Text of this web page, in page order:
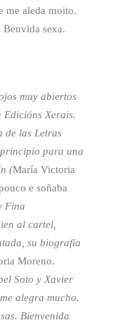
me aleda moito.
Benvida sexa.
muy abiertos
Edicións Xerais.
de las Letras
para una
(María Victoria
e soñaba
Fina
al cartel,
su biografía
Moreno.
Soto y Xavier
alegra mucho.
Bienvenida